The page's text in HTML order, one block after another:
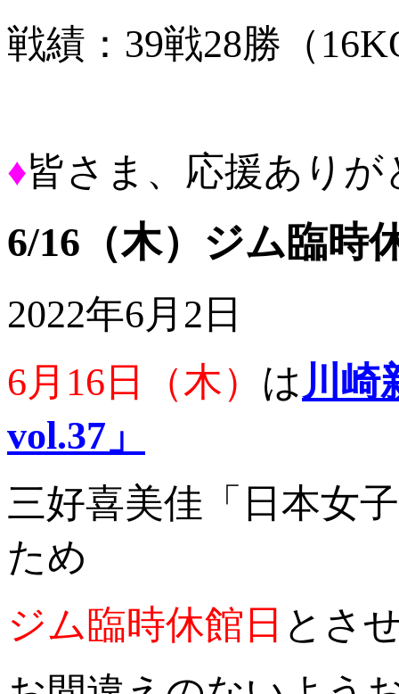
戦績：39戦28勝（
♦皆さま、応援あり
6/16（木）ジム臨
2022年6月2日
6月16日（木） は 川崎
vol.37」
三好喜美佳「日本女
ため
ジム臨時休館日 とさ